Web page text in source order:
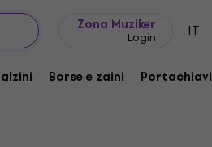
Zona Muziker
Login IT
Borse e zaini Portachiavi
Natural M Maglietta